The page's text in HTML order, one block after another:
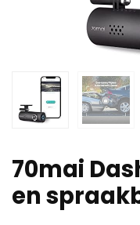
70mai
en